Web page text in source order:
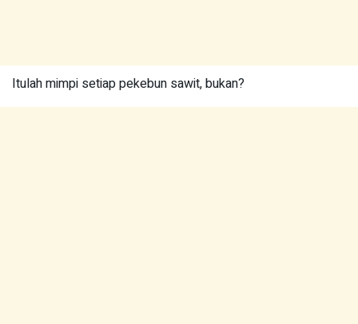
Itulah mimpi setiap pekebun sawit, bukan?